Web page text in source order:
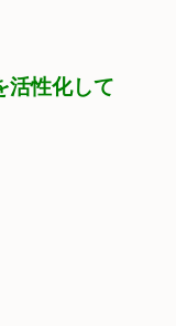
活性化して